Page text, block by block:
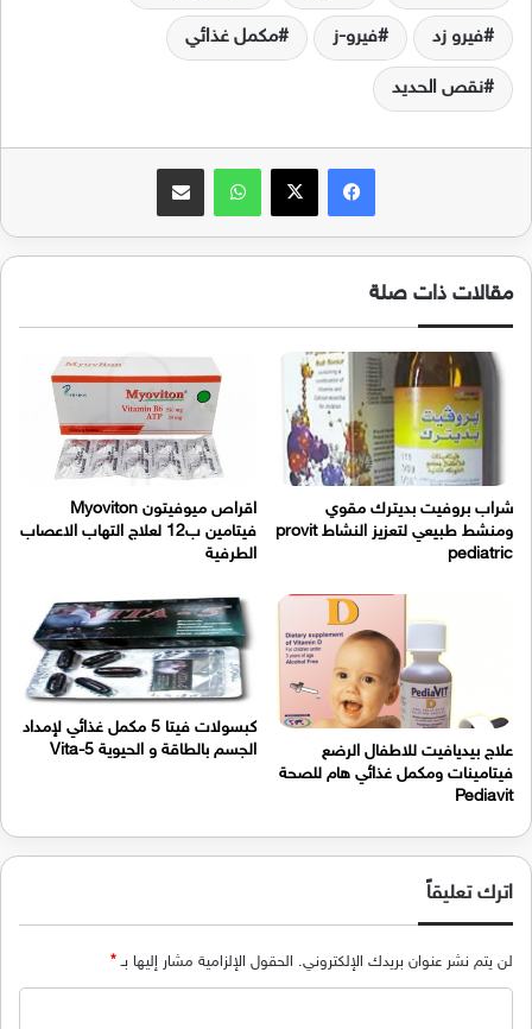
فيرو زد فيرو-ز مكمل غذائي
نقص الحديد
فيسبوك‫X واتساب مشاركة عبر البريد
مقالات ذات صلة
شراب بروفيت بديترك مقوي
ومنشط طبيعي لتعزيز النشاط provit
pediatric
اقراص ميوفيتون Myoviton
فيتامين ب12 لعلاج التهاب الاعصاب
الطرفية
علاج بيديافيت للاطفال الرضع
فيتامينات ومكمل غذائي هام للصحة
Pediavit
كبسولات فيتا 5 مكمل غذائي لإمداد
الجسم بالطاقة و الحيوية Vita-5
اترك تعليقاً
لن يتم نشر عنوان بريدك الإلكتروني. الحقول الإلزامية مشار إليها بـ*